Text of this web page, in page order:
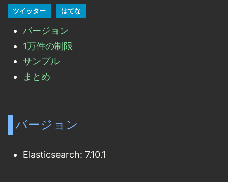
ツイッター はてな
バージョン
1万件の制限
サンプル
まとめ
バージョン
Elasticsearch: 7.10.1